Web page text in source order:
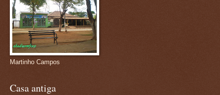
Martinho Campos
Casa antiga